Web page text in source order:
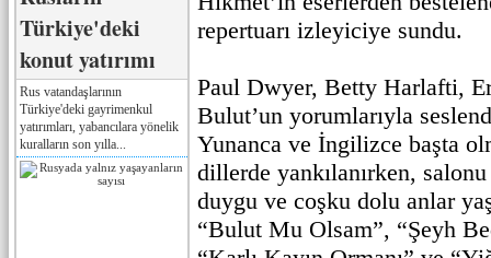
Türkiye'deki
konut yatırımı
Rus vatandaşlarının
Türkiye'deki gayrimenkul
yatırımları, yabancılara yönelik
kuralların son yılla...
repertuarı izleyiciye sundu.
Paul Dwyer, Betty Harlafti,
Bulut’un yorumlarıyla
Yunanca ve İngilizce başta
dillerde yankılanırken,
duygu ve coşku dolu anlar
“Bulut Mu Olsam”, “Şeyh